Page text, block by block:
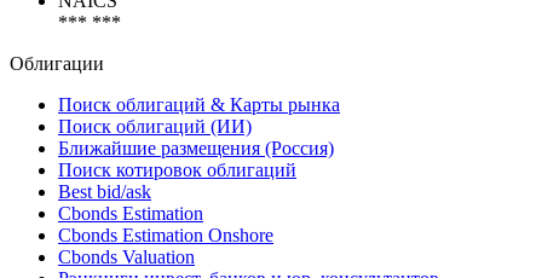
*** ***
Облигации
Поиск облигаций & Карты рынка
Поиск облигаций (ИИ)
Ближайшие размещения (Россия)
Поиск котировок облигаций
Best bid/ask
Cbonds Estimation
Cbonds Estimation Onshore
Cbonds Valuation